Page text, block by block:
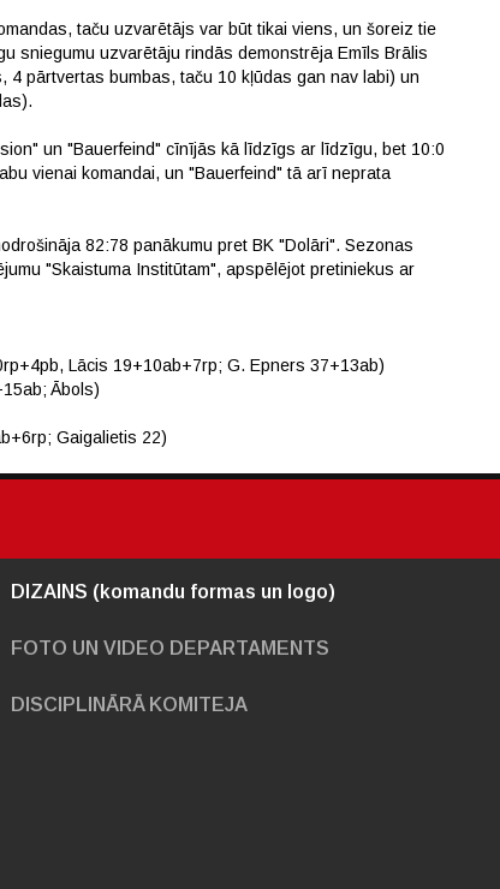
taču uzvarētājs var būt tikai viens, un šoreiz tie
sniegumu uzvarētāju rindās demonstrēja Emīls Brālis
pārtvertas bumbas, taču 10 kļūdas gan nav labi) un
un "Bauerfeind" cīnījās kā līdzīgs ar līdzīgu, bet 10:0
vienai komandai, un "Bauerfeind" tā arī neprata
82:78 panākumu pret BK "Dolāri". Sezonas
"Skaistuma Institūtam", apspēlējot pretiniekus ar
Lācis 19+10ab+7rp; G. Epners 37+13ab)
Ābols)
Gaigalietis 22)
DIZAINS (komandu formas un logo)
FOTO UN VIDEO DEPARTAMENTS
DISCIPLINĀRĀ KOMITEJA